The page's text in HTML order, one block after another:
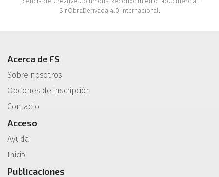
SinObraDerivada 4.0 Internacional.
Acerca de FS
Sobre nosotros
Opciones de inscripción
Contacto
Acceso
Ayuda
Inicio
Publicaciones